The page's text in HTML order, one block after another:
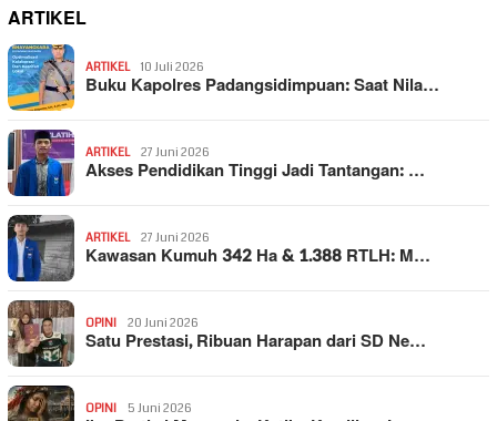
ARTIKEL
ARTIKEL 10 Juli 2026
Buku Kapolres Padangsidimpuan: Saat Nila…
ARTIKEL 27 Juni 2026
Akses Pendidikan Tinggi Jadi Tantangan: …
ARTIKEL 27 Juni 2026
Kawasan Kumuh 342 Ha & 1.388 RTLH: M…
OPINI 20 Juni 2026
Satu Prestasi, Ribuan Harapan dari SD Ne…
OPINI 5 Juni 2026